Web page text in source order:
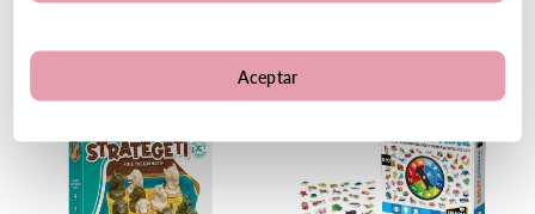
VER PRODUCTO VER PRODUCTO
Aceptar